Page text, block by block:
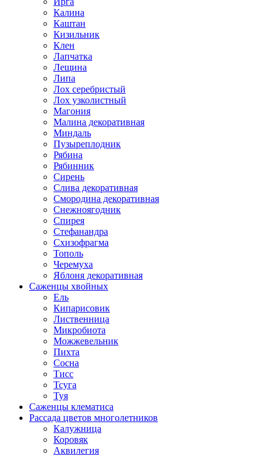
Калина
Каштан
Кизильник
Клен
Лапчатка
Лещина
Липа
Лох серебристый
Лох узколистный
Магония
Малина декоративная
Миндаль
Пузыреплодник
Рябина
Рябинник
Сирень
Слива декоративная
Смородина декоративная
Снежноягодник
Спирея
Стефанандра
Схизофрагма
Тополь
Черемуха
Яблоня декоративная
Саженцы хвойных
Ель
Кипарисовик
Лиственница
Микробиота
Можжевельник
Пихта
Сосна
Тисс
Тсуга
Туя
Саженцы клематиса
Рассада цветов многолетников
Калужница
Коровяк
Аквилегия